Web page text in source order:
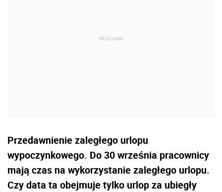
Przedawnienie zaległego urlopu
wypoczynkowego. Do 30 września pracownicy
mają czas na wykorzystanie zaległego urlopu.
Czy data ta obejmuje tylko urlop za ubiegły